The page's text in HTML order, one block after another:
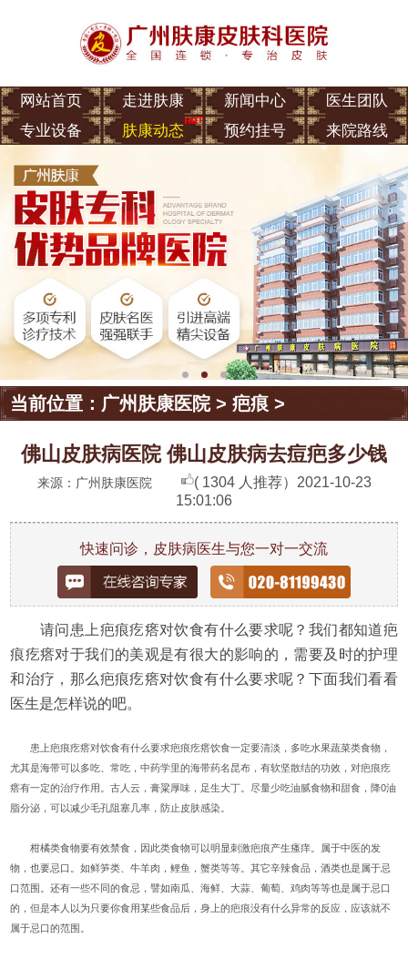
网站首页 走进肤康 新闻中心
医生团队
专业设备
肤康动态 预约挂号 来院路线
当前位置： 广州肤康医院>疤痕 >
佛山皮肤病医院 佛山皮肤病去痘疤多少钱
来源：广州肤康医院 ( 1304 人推荐） 2021-10-23
15:01:06
快速问诊，皮肤病医生与您一对一交流
请问患上疤痕疙瘩对饮食有什么要求呢？我们都知道疤
痕疙瘩对于我们的美观是有很大的影响的，需要及时的护理
和治疗，那么疤痕疙瘩对饮食有什么要求呢？下面我们看看
医生是怎样说的吧。
患上疤痕疙瘩对饮食有什么要求疤痕疙瘩饮食一定要清淡，多吃水果蔬菜类食物，
尤其是海带可以多吃、常吃，中药学里的海带药名昆布，有软坚散结的功效，对疤痕疙
瘩有一定的治疗作用。古人云，膏粱厚味，足生大丁。尽量少吃油腻食物和甜食，降0油
脂分泌，可以减少毛孔阻塞几率，防止皮肤感染。
柑橘类食物要有效禁食，因此类食物可以明显刺激疤痕产生瘙痒。属于中医的发
物，也要忌口。如鲜笋类、牛羊肉，鲤鱼，蟹类等等。其它辛辣食品，酒类也是属于忌
口范围。还有一些不同的食忌，譬如南瓜、海鲜、大蒜、葡萄、鸡肉等等也是属于忌口
的，但是本人以为只要你食用某些食品后，身上的疤痕没有什么异常的反应，应该就不
属于忌口的范围。